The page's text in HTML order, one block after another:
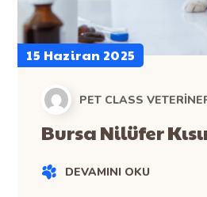
15 Haziran 2025
PET CLASS
Bursa Nilüfer
DEVAMINI OKU